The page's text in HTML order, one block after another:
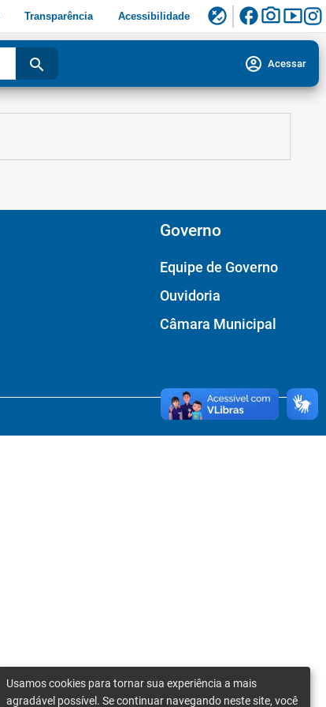
Transparência Acessibilidade flaky facebookphoto_camerasmart_display
search account_circle Acessar
Governo
Equipe de Governo
Ouvidoria
Câmara Municipal
Usamos cookies para tornar sua experiência a mais
agradável possível. Se continuar navegando neste site, você